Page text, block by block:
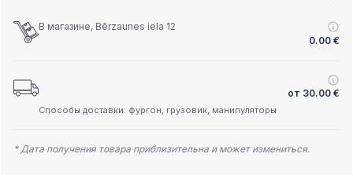
В магазине, Bērzaunes iela 12
0.00 €
от 30.00 €
Способы доставки: фургон, грузовик, манипуляторы
* Дата получения товара приблизительна и может измениться.